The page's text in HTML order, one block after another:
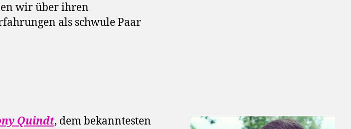
wir über ihren
als schwule Paar
Quindt, dem bekanntesten